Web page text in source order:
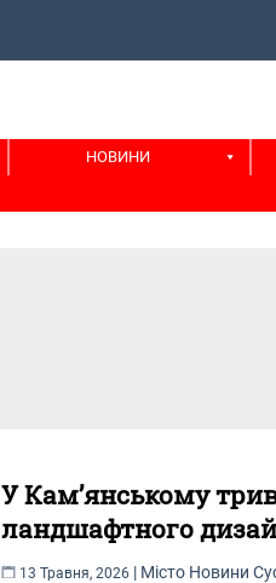
НОВИНИ
У Кам’янському
ландшафтного
13 Травня, 2026 | Місто Новини